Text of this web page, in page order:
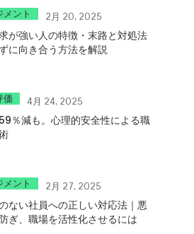
メント 2月 20, 2025
が強い人の特徴・末路と対処法
に向き合う方法を解説
価 4月 24, 2025
％減も。心理的安全性による職
メント 2月 27, 2025
ない社員への正しい対応法｜悪
ぎ、職場を活性化させるには